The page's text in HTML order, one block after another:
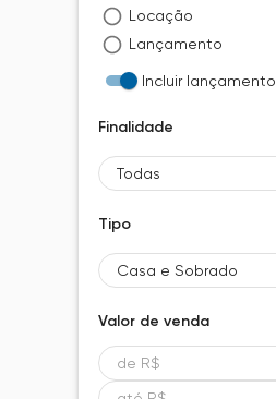
Locação
Lançamento
Incluir lançamento
Finalidade
Todas
Tipo
Casa e Sobrado
Valor de venda